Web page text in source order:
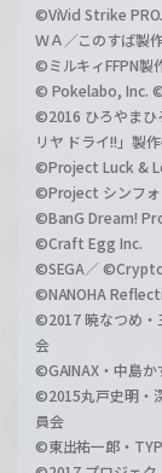
©ViVid Strike
ＷＡ／このすば製
©ミルキィFFPN製
© Pokelabo, Inc. ©
©2016 ひろやまひ
リヤ ドライ!!」製
©Project Luck &
©Project シンフォ
©BanG Dream!
©Craft Egg Inc.
©SEGA／
©NANOHA
©2017 暁なつめ・
会
©GAINAX・中島か
©2015丸戸史明・
員会
©東出祐一郎・